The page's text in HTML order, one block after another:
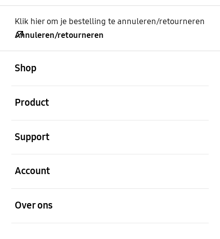
Klik hier om je bestelling te annuleren/retourneren
Annuleren/retourneren
Shop
Product
Support
Account
Over ons